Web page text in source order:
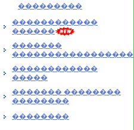
���������
������������
������
�������
�����������������
������������
�����
������� ��������
��������
��������